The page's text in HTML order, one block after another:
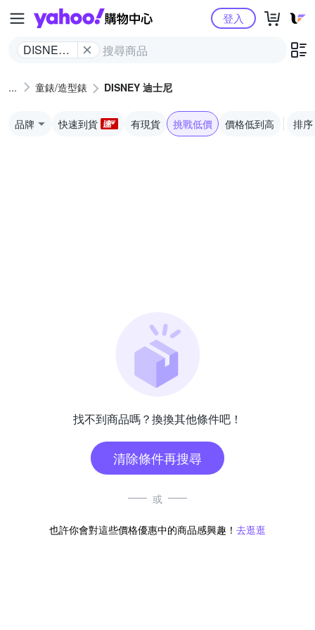
Yahoo購物中心
DISNEY
登入
童錶/造型錶 DISNEY 迪士尼
品牌 快速到貨 有現貨 挑戰低價 價格低到高 排序
找不到商品嗎？換換其他條件吧！
清除條件再搜尋
或
也許你會對這些價格優惠中的商品感興趣！ 去逛逛